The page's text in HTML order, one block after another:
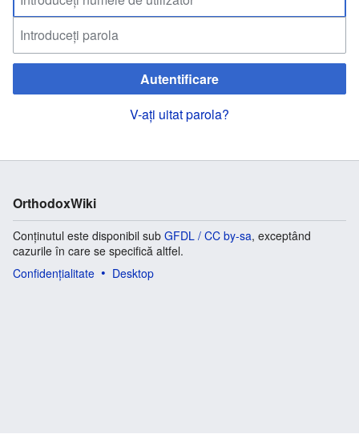
Autentificare
V-ați uitat parola?
OrthodoxWiki
Conținutul este disponibil sub GFDL / CC by-sa, exceptând
cazurile în care se specifică altfel.
Confidențialitate
Desktop